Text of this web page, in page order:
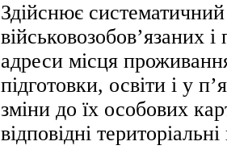
Здійснює систематичний
військовозобов’язаних
адреси місця
підготовки, освіти і у
зміни до їх особових
відповідні